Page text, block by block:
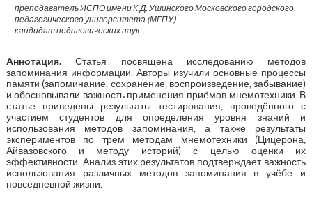
преподаватель ИСПО имени К.Д. Ушинского Московского городского
педагогического университета (МГПУ)
кандидат педагогических наук
Аннотация.Статья посвящена исследованию методов
запоминания информации. Авторы изучили основные процессы
памяти (запоминание, сохранение, воспроизведение, забывание)
и обосновывали важность применения приёмов мнемотехники. В
статье приведены результаты тестирования, проведённого с
участием студентов для определения уровня знаний и
использования методов запоминания, а также результаты
экспериментов по трём методам мнемотехники (Цицерона,
Айвазовского и методу историй) с целью оценки их
эффективности. Анализ этих результатов подтверждает важность
использования различных методов запоминания в учёбе и
повседневной жизни.